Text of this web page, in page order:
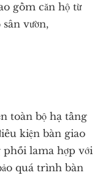
gồm căn hộ từ
vườn,
toàn bộ hạ tầng
kiện bàn giao
phối lama hợp với
quá trình bàn